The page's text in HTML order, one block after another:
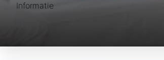
Informatie